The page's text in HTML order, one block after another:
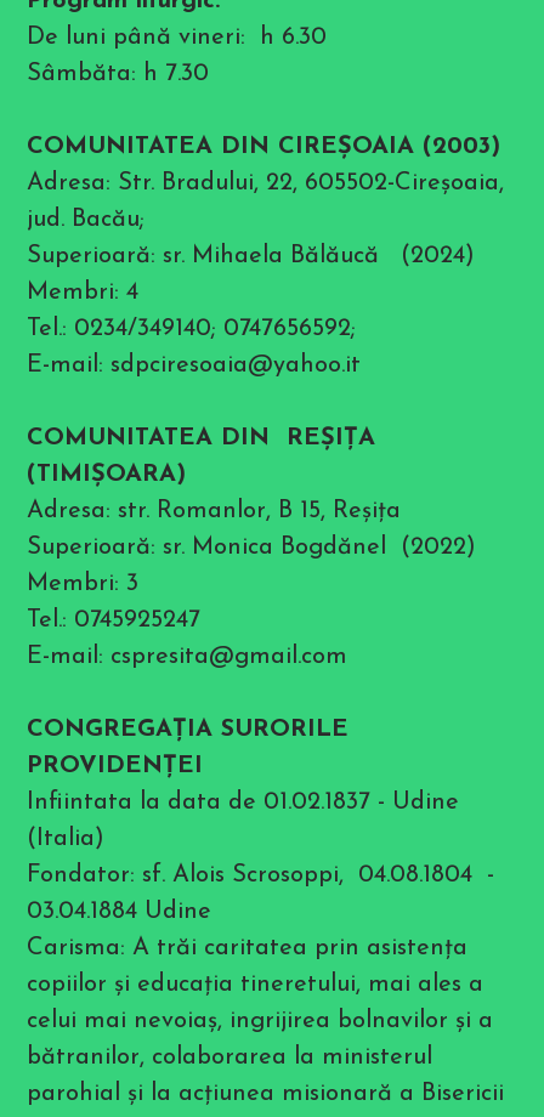
De luni până vineri: h 6.30
Sâmbăta: h 7.30
COMUNITATEA DIN CIREŞOAIA (2003)
Adresa: Str. Bradului, 22, 605502-Cireşoaia,
jud. Bacău;
Superioară: sr. Mihaela Bălăucă (2024)
Membri: 4
Tel.: 0234/349140; 0747656592;
E-mail: sdpciresoaia@yahoo.it
COMUNITATEA DIN REȘIȚA
(TIMIȘOARA)
Adresa: str. Romanlor, B 15, Reșița
Superioară: sr. Monica Bogdănel (2022)
Membri: 3
Tel.: 0745925247
E-mail: cspresita@gmail.com
CONGREGAŢIA SURORILE
PROVIDENŢEI
Infiintata la data de 01.02.1837 - Udine
(Italia)
Fondator: sf. Alois Scrosoppi, 04.08.1804 -
03.04.1884 Udine
Carisma: A trăi caritatea prin asistenţa
copiilor şi educaţia tineretului, mai ales a
celui mai nevoiaş, ingrijirea bolnavilor şi a
bătranilor, colaborarea la ministerul
parohial şi la acţiunea misionară a Bisericii